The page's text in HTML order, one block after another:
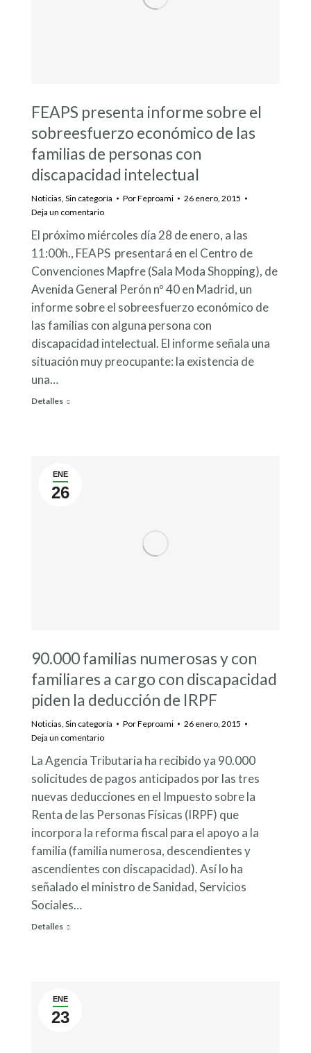
FEAPS presenta informe sobre el
sobreesfuerzo económico de las
familias de personas con
discapacidad intelectual
Noticias, Sin categoría PorFeproami
26 enero, 2015
Deja un comentario
El próximo miércoles día 28 de enero, a las
11:00h., FEAPS presentará en el Centro de
Convenciones Mapfre (Sala Moda Shopping), de
Avenida General Perón nº 40 en Madrid, un
informe sobre el sobreesfuerzo económico de
las familias con alguna persona con
discapacidad intelectual. El informe señala una
situación muy preocupante: la existencia de
una…
Detalles
ENE
26
90.000 familias numerosas y con
familiares a cargo con discapacidad
piden la deducción de IRPF
Noticias Sin categoría PorFeproami
26 enero, 2015
Deja un comentario
La Agencia Tributaria ha recibido ya 90.000
solicitudes de pagos anticipados por las tres
nuevas deducciones en el Impuesto sobre la
Renta de las Personas Físicas (IRPF) que
incorpora la reforma fiscal para el apoyo a la
familia (familia numerosa, descendientes y
ascendientes con discapacidad). Así lo ha
señalado el ministro de Sanidad, Servicios
Sociales…
Detalles
ENE
23